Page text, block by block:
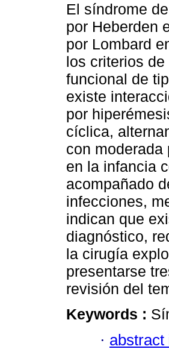
El síndrome
por Heberden
por Lombard
los criterios
funcional de
existe
por
cíclica,
con moderada
en la infancia
acompañado
infecciones,
indican que
diagnóstico,
la cirugía
presentarse
revisión del
Keywords :
· abstract